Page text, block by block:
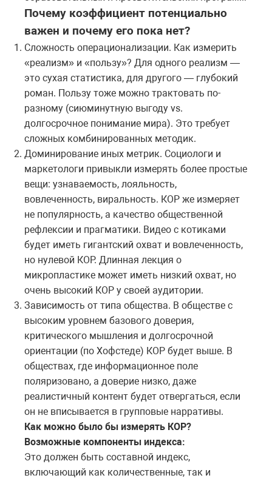
Почему коэффициент потенциально
важен и почему его пока нет?
Сложность операционализации. Как измерить
«реализм» и «пользу»? Для одного реализм —
это сухая статистика, для другого — глубокий
роман. Пользу тоже можно трактовать по-
разному (сиюминутную выгоду vs.
долгосрочное понимание мира). Это требует
сложных комбинированных методик.
Доминирование иных метрик. Социологи и
маркетологи привыкли измерять более простые
вещи: узнаваемость, лояльность,
вовлеченность, виральность. КОР же измеряет
не популярность, а качество общественной
рефлексии и прагматики. Видео с котиками
будет иметь гигантский охват и вовлеченность,
но нулевой КОР. Длинная лекция о
микропластике может иметь низкий охват, но
очень высокий КОР у своей аудитории.
Зависимость от типа общества. В обществе с
высоким уровнем базового доверия,
критического мышления и долгосрочной
ориентации (по Хофстеде) КОР будет выше. В
обществах, где информационное поле
поляризовано, а доверие низко, даже
реалистичный контент будет отвергаться, если
он не вписывается в групповые нарративы.
Как можно было бы измерять КОР?
Возможные компоненты индекса:
Это должен быть составной индекс,
включающий как количественные, так и